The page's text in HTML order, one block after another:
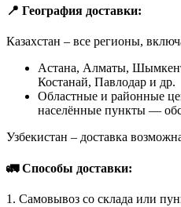
📍 География доставки:
Казахстан – все регионы,
Астана, Алматы,
Костанай, Павлодар и др.
Областные и районные
населённые пункты —
Узбекистан – доставка
🚛 Способы доставки:
1. Самовывоз со склада или